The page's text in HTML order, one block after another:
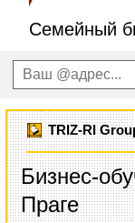
Семейный
TRIZ-RI
Бизнес-
Праге